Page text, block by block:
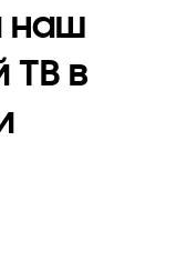
наш
ТВ в